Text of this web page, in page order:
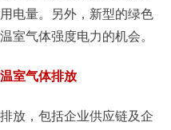
电量。另外，新型的绿色
室气体强度电力的机会。
室气体排放
放，包括企业供应链及企